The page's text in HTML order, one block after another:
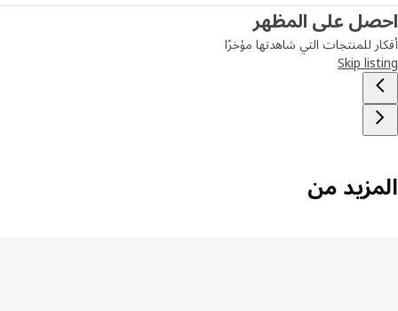
على المظهر
للمنتجات التي شاهدتها مؤخرًا
Skip
من